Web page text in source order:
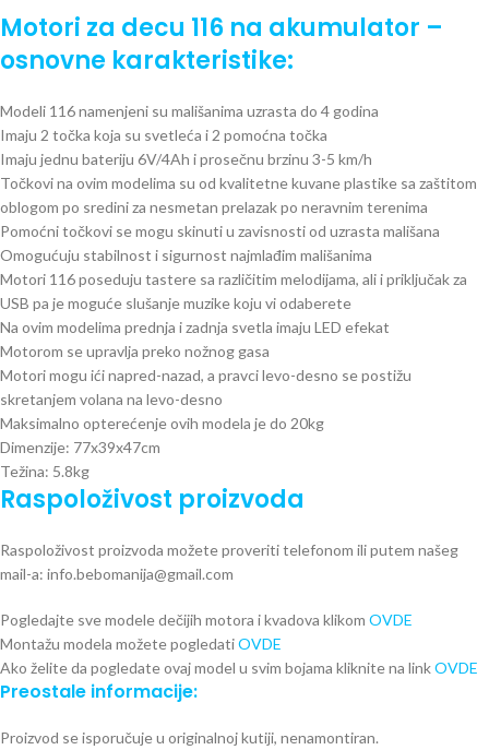
Motori za decu 116 na akumulator –
osnovne karakteristike:
Modeli 116 namenjeni su mališanima uzrasta do 4 godina
Imaju 2 točka koja su svetleća i 2 pomoćna točka
Imaju jednu bateriju 6V/4Ah i prosečnu brzinu 3-5 km/h
Točkovi na ovim modelima su od kvalitetne kuvane plastike sa zaštitom
oblogom po sredini za nesmetan prelazak po neravnim terenima
Pomoćni točkovi se mogu skinuti u zavisnosti od uzrasta mališana
Omogućuju stabilnost i sigurnost najmlađim mališanima
Motori 116 poseduju tastere sa različitim melodijama, ali i priključak za
USB pa je moguće slušanje muzike koju vi odaberete
Na ovim modelima prednja i zadnja svetla imaju LED efekat
Motorom se upravlja preko nožnog gasa
Motori mogu ići napred-nazad, a pravci levo-desno se postižu
skretanjem volana na levo-desno
Maksimalno opterećenje ovih modela je do 20kg
Dimenzije: 77x39x47cm
Težina: 5.8kg
Raspoloživost proizvoda
Raspoloživost proizvoda možete proveriti telefonom ili putem našeg
mail-a: info.bebomanija@gmail.com
Pogledajte sve modele dečijih motora i kvadova klikom OVDE
Montažu modela možete pogledatiOVDE
Ako želite da pogledate ovaj model u svim bojama kliknite na linkOVDE
Preostale informacije:
Proizvod se isporučuje u originalnoj kutiji, nenamontiran.